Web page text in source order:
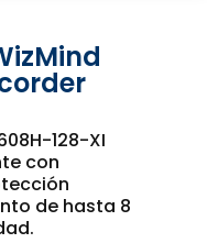
128-XI
con
de hasta 8